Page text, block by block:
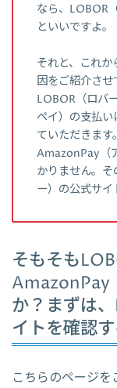
なら、LOBOR
といいですよ。
それと、これ
因をご紹介さ
LOBOR（ロバ
ペイ）の支払
ていただきま
AmazonPay（
かりません。
ー）の公式サイ
そもそも
AmazonPay
か？まずは
イトを確認す
こちらのページ